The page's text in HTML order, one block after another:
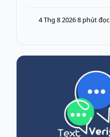
4 Thg 8 2026·8 phút đọc